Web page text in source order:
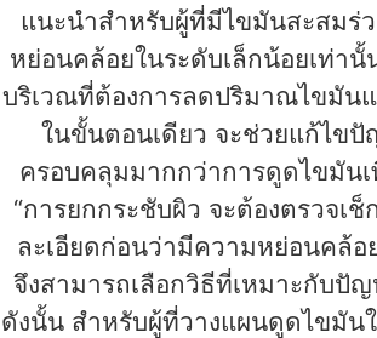
แนะนำสำหรับผู้ที่มีไขมันสะสมร่
หย่อนคล้อยในระดับเล็กน้อยเท่านั้
บริเวณที่ต้องการลดปริมาณไขมัน
ในขั้นตอนเดียว จะช่วยแก้ไขปั
ครอบคลุมมากกว่าการดูดไขมันเ
“การยกกระชับผิว จะต้องตรวจเ
ละเอียดก่อนว่ามีความหย่อนคล้อ
จึงสามารถเลือกวิธีที่เหมาะกับปัญ
ดังนั้น สำหรับผู้ที่วางแผนดูดไขมั